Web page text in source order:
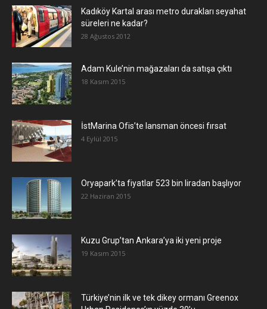
Kadıköy Kartal arası metro durakları seyahat
süreleri ne kadar?
28 Ağustos 2012
Adam Kule’nin mağazaları da satışa çıktı
18 Kasım 2015
İstMarina Ofis’te lansman öncesi fırsat
4 Eylül 2015
Oryapark’ta fiyatlar 523 bin liradan başlıyor
22 Haziran 2015
​Kuzu Grup’tan Ankara’ya iki yeni proje
19 Kasım 2015
Türkiye’nin ilk ve tek dikey ormanı Greenox